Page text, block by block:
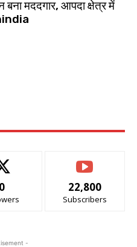
मददगार, आपदा क्षेत्र में
0 22,800
Subscribers
-